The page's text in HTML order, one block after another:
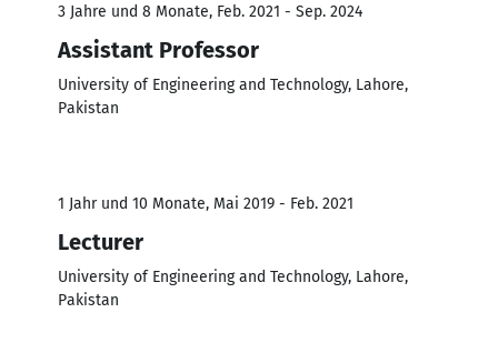
3 Jahre und 8 Monate, Feb. 2021 - Sep. 2024
Assistant Professor
University of Engineering and Technology, Lahore,
Pakistan
1 Jahr und 10 Monate, Mai 2019 - Feb. 2021
Lecturer
University of Engineering and Technology, Lahore,
Pakistan